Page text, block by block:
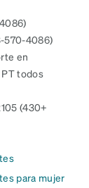
570-4086)
en
PT todos
(430+
para mujer